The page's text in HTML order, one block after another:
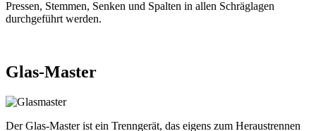
Pressen, Stemmen, Senken und Spalten in allen Schräglagen
durchgeführt werden.
Glas-Master
Der Glas-Master ist ein Trenngerät, das eigens zum Heraustrennen